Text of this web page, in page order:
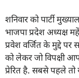
शनिवार को पार्टी
भाजपा प्रदेश अध्यक्ष
प्रवेश वर्जित के मुद्दे पर
को लेकर जो विपक्षी
प्रेरित है. सबसे पहले